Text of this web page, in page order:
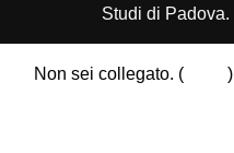
Studi di
Non sei collegato. (
)